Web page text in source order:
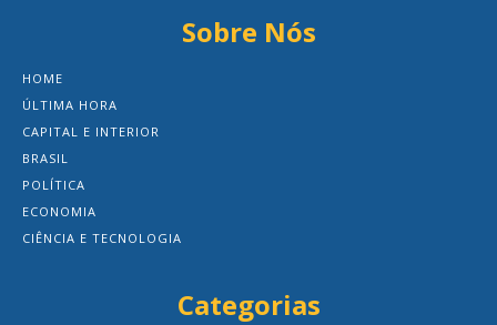
Sobre Nós
HOME
ÚLTIMA HORA
CAPITAL E INTERIOR
BRASIL
POLÍTICA
ECONOMIA
CIÊNCIA E TECNOLOGIA
Categorias